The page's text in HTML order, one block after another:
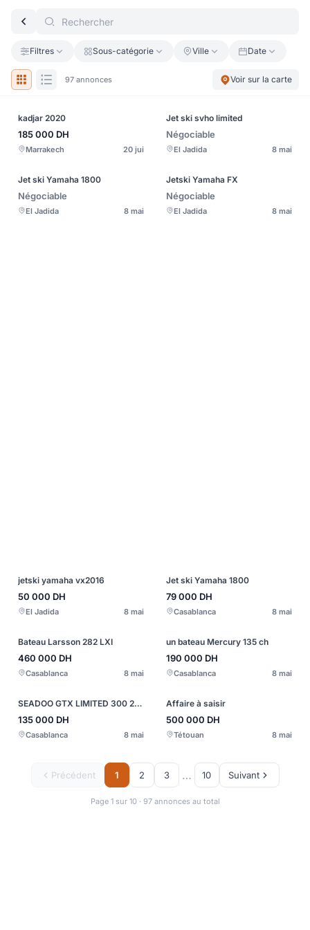
Filtres Sous-catégorie Ville Date
97 annonces Voir sur la carte
kadjar 2020
185 000 DH
Marrakech 20 jui
Jet ski svho limited
Négociable
El Jadida 8 mai
Jet ski Yamaha 1800
Négociable
El Jadida 8 mai
Jetski Yamaha FX
Négociable
El Jadida 8 mai
jetski yamaha vx2016
50 000 DH
El Jadida 8 mai
Jet ski Yamaha 1800
79 000 DH
Casablanca 8 mai
Bateau Larsson 282 LXI
460 000 DH
Casablanca 8 mai
un bateau Mercury 135 ch
190 000 DH
Casablanca 8 mai
SEADOO GTX LIMITED 300 2021
135 000 DH
Casablanca 8 mai
Affaire à saisir
500 000 DH
Tétouan 8 mai
Précédent 1 2 3 … 10 Suivant
Page 1 sur 10 · 97 annonces au total